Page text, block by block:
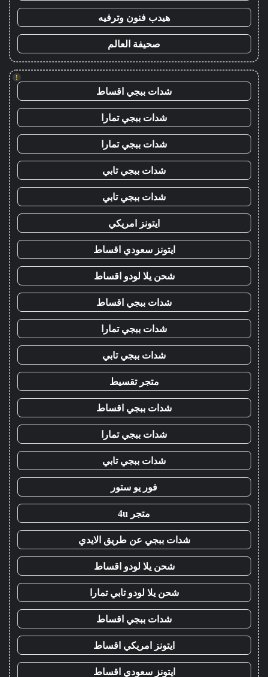
هيدب فنون وترفيه
صحيفة العالم
!
شدات ببجي اقساط
شدات ببجي تمارا
شدات ببجي تمارا
شدات ببجي تابي
شدات ببجي تابي
ايتونز امريكي
ايتونز سعودي اقساط
شحن يلا لودو اقساط
شدات ببجي اقساط
شدات ببجي تمارا
شدات ببجي تابي
متجر تقسيط
شدات ببجي اقساط
شدات ببجي تمارا
شدات ببجي تابي
فور يو ستور
متجر 4u
شدات ببجي عن طريق الايدي
شحن يلا لودو اقساط
شحن يلا لودو تابي تمارا
شدات ببجي اقساط
ايتونز امريكي اقساط
ايتونز سعودي اقساط